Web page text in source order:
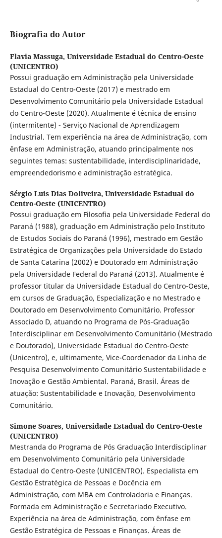
Biografia do Autor
Flavia Massuga, Universidade Estadual do Centro-Oeste
(UNICENTRO)
Possui graduação em Administração pela Universidade
Estadual do Centro-Oeste (2017) e mestrado em
Desenvolvimento Comunitário pela Universidade Estadual
do Centro-Oeste (2020). Atualmente é técnica de ensino
(intermitente) - Serviço Nacional de Aprendizagem
Industrial. Tem experiência na área de Administração, com
ênfase em Administração, atuando principalmente nos
seguintes temas: sustentabilidade, interdisciplinaridade,
empreendedorismo e administração estratégica.
Sérgio Luis Dias Doliveira, Universidade Estadual do
Centro-Oeste (UNICENTRO)
Possui graduação em Filosofia pela Universidade Federal do
Paraná (1988), graduação em Administração pelo Instituto
de Estudos Sociais do Paraná (1996), mestrado em Gestão
Estratégica de Organizações pela Universidade do Estado
de Santa Catarina (2002) e Doutorado em Administração
pela Universidade Federal do Paraná (2013). Atualmente é
professor titular da Universidade Estadual do Centro-Oeste,
em cursos de Graduação, Especialização e no Mestrado e
Doutorado em Desenvolvimento Comunitário. Professor
Associado D, atuando no Programa de Pós-Graduação
Interdisciplinar em Desenvolvimento Comunitário (Mestrado
e Doutorado), Universidade Estadual do Centro-Oeste
(Unicentro), e, ultimamente, Vice-Coordenador da Linha de
Pesquisa Desenvolvimento Comunitário Sustentabilidade e
Inovação e Gestão Ambiental. Paraná, Brasil. Áreas de
atuação: Sustentabilidade e Inovação, Desenvolvimento
Comunitário.
Simone Soares, Universidade Estadual do Centro-Oeste
(UNICENTRO)
Mestranda do Programa de Pós Graduação Interdisciplinar
em Desenvolvimento Comunitário pela Universidade
Estadual do Centro-Oeste (UNICENTRO). Especialista em
Gestão Estratégica de Pessoas e Docência em
Administração, com MBA em Controladoria e Finanças.
Formada em Administração e Secretariado Executivo.
Experiência na área de Administração, com ênfase em
Gestão Estratégica de Pessoas e Finanças. Áreas de